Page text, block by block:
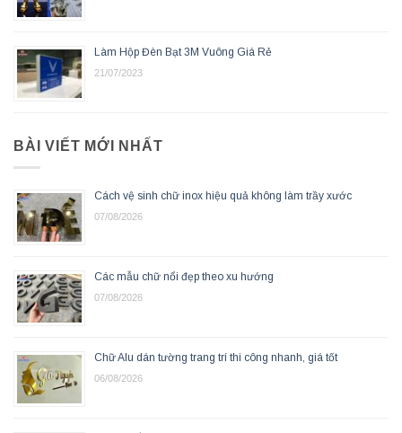
Làm Hộp Đèn Bạt 3M Vuông Giá Rẻ
21/07/2023
BÀI VIẾT MỚI NHẤT
Cách vệ sinh chữ inox hiệu quả không làm trầy xước
07/08/2026
Các mẫu chữ nổi đẹp theo xu hướng
07/08/2026
Chữ Alu dán tường trang trí thi công nhanh, giá tốt
06/08/2026